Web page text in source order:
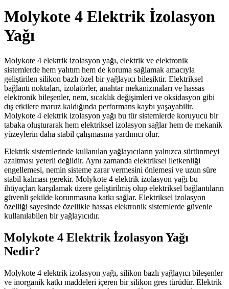
Molykote 4 Elektrik İzolasyon
Yağı
Molykote 4 elektrik izolasyon yağı, elektrik ve elektronik
sistemlerde hem yalıtım hem de koruma sağlamak amacıyla
geliştirilen silikon bazlı özel bir yağlayıcı bileşiktir. Elektriksel
bağlantı noktaları, izolatörler, anahtar mekanizmaları ve hassas
elektronik bileşenler, nem, sıcaklık değişimleri ve oksidasyon gibi
dış etkilere maruz kaldığında performans kaybı yaşayabilir.
Molykote 4 elektrik izolasyon yağı bu tür sistemlerde koruyucu bir
tabaka oluşturarak hem elektriksel izolasyon sağlar hem de mekanik
yüzeylerin daha stabil çalışmasına yardımcı olur.
Elektrik sistemlerinde kullanılan yağlayıcıların yalnızca sürtünmeyi
azaltması yeterli değildir. Aynı zamanda elektriksel iletkenliği
engellemesi, nemin sisteme zarar vermesini önlemesi ve uzun süre
stabil kalması gerekir. Molykote 4 elektrik izolasyon yağı bu
ihtiyaçları karşılamak üzere geliştirilmiş olup elektriksel bağlantıların
güvenli şekilde korunmasına katkı sağlar. Elektriksel izolasyon
özelliği sayesinde özellikle hassas elektronik sistemlerde güvenle
kullanılabilen bir yağlayıcıdır.
Molykote 4 Elektrik İzolasyon Yağı
Nedir?
Molykote 4 elektrik izolasyon yağı, silikon bazlı yağlayıcı bileşenler
ve inorganik katkı maddeleri içeren bir silikon gres türüdür. Elektrik